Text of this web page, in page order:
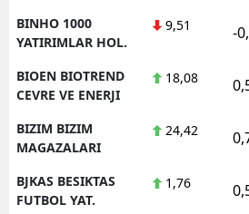
BINHO 1000
YATIRIMLAR HOL.
9,51 -
BIOEN BIOTREND
CEVRE VE ENERJI
18,08
BIZIM BIZIM
MAGAZALARI
24,42
BJKAS BESIKTAS
FUTBOL YAT.
1,76